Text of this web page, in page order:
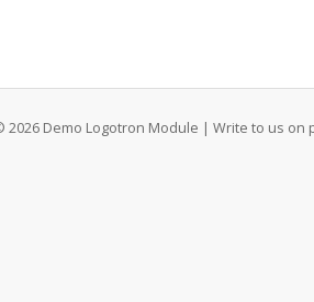
2026 Demo Logotron Module | Write to us on